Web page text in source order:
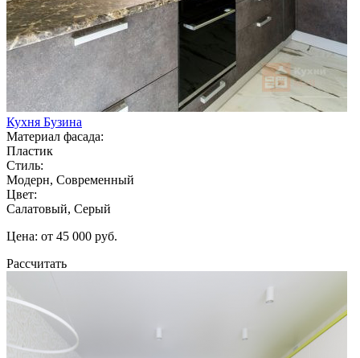
Кухня Бузина
Материал фасада:
Пластик
Стиль:
Модерн, Современный
Цвет:
Салатовый, Серый
Цена: от 45 000 руб.
Рассчитать